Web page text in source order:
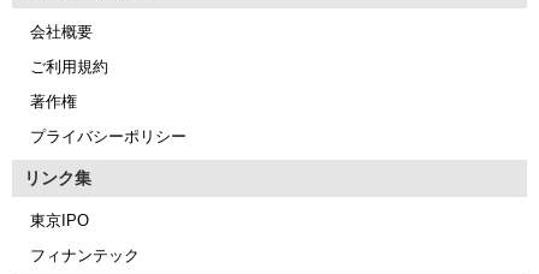
会社概要
ご利用規約
著作権
プライバシーポリシー
リンク集
東京IPO
フィナンテック